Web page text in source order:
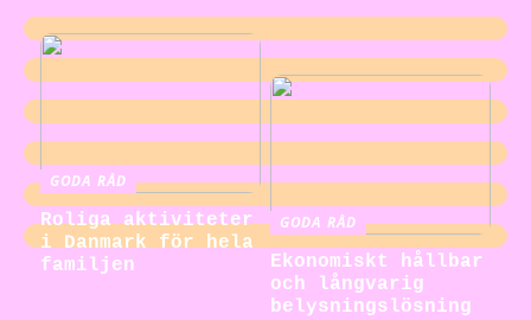
GODA RÅD
Roliga aktiviteter
i Danmark för hela
familjen
GODA RÅD
Ekonomiskt hållbar
och långvarig
belysningslösning